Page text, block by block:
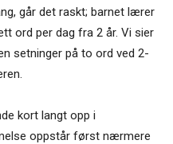
går det raskt; barnet lærer
ord per dag fra 2 år. Vi sier
setninger på to ord ved 2-
kort langt opp i
oppstår først nærmere